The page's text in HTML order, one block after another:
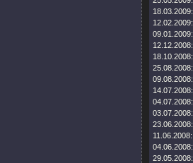
18.03.2009:
12.02.2009:
09.01.2009:
12.12.2008:
18.10.2008:
25.08.2008:
09.08.2008:
14.07.2008:
04.07.2008:
03.07.2008:
23.06.2008:
11.06.2008:
04.06.2008:
29.05.2008: